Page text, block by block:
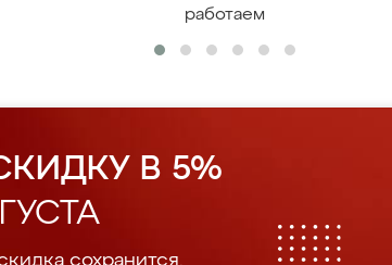
работаем
В 5%
сохранится.